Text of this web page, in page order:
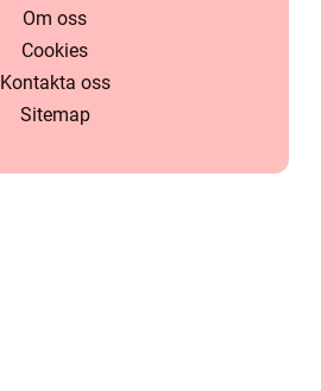
Om oss
Cookies
Kontakta oss
Sitemap